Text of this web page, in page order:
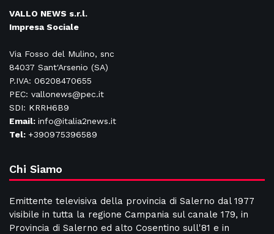
VALLO NEWS s.r.l.
Impresa Sociale
Via Fosso del Mulino, snc
84037 Sant'Arsenio (SA)
P.IVA: 06208470655
PEC: vallonews@pec.it
SDI: KRRH6B9
Email: info@italia2news.it
Tel: +390975396589
Chi Siamo
Emittente televisiva della provincia di Salerno dal 1977
visibile in tutta la regione Campania sul canale 179, in
Provincia di Salerno ed alto Cosentino sull'81 e in